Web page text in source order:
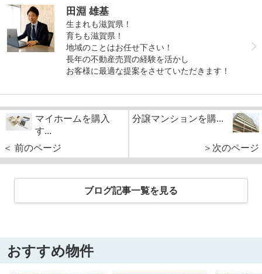
田淵 雄基
生まれも滋賀県！
育ちも滋賀県！
地域のことはお任せ下さい！
長年の不動産売買の経験を活かし
お客様に最適な提案をさせていただきます！
マイホームを購入
す...
＜ 前のページ
分譲マンションを購...
＞次のページ
ブログ記事一覧を見る
おすすめ物件